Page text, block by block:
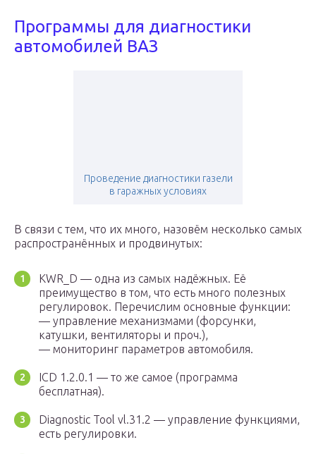
Программы для диагностики
автомобилей ВАЗ
Проведение диагностики газели
в гаражных условиях
В связи с тем, что их много, назовём несколько самых
распространённых и продвинутых:
KWR_D — одна из самых надёжных. Её
преимущество в том, что есть много полезных
регулировок. Перечислим основные функции:
— управление механизмами (форсунки,
катушки, вентиляторы и проч.),
— мониторинг параметров автомобиля.
ICD 1.2.0.1 — то же самое (программа
бесплатная).
Diagnostic Tool vl.31.2 — управление функциями,
есть регулировки.